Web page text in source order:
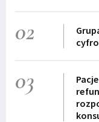
02
03